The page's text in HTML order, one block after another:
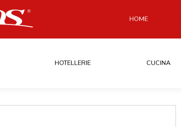
HOME
HOTELLERIE CUCINA